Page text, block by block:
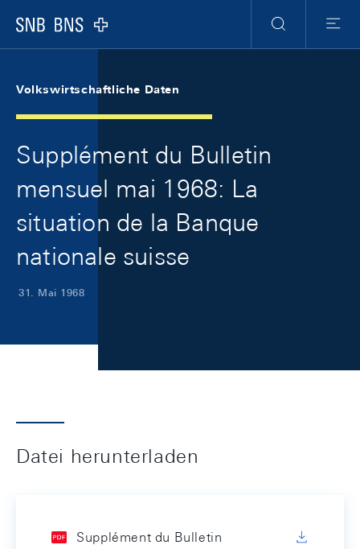
Logo
Suche
Menu
Volkswirtschaftliche Daten
Supplément du Bulletin
mensuel mai 1968: La
situation de la Banque
nationale suisse
31. Mai 1968
Datei herunterladen
Supplément du Bulletin